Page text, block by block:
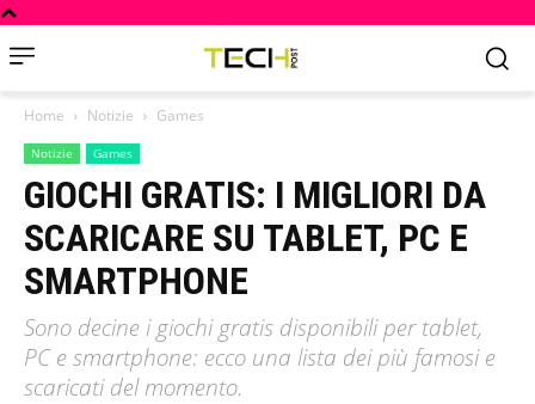
Home Notizie Games
Notizie Games
GIOCHI GRATIS: I MIGLIORI DA
SCARICARE SU TABLET, PC E
SMARTPHONE
Sono decine i giochi gratis disponibili per tablet,
PC e smartphone: ecco una lista dei più famosi e
scaricati del momento.